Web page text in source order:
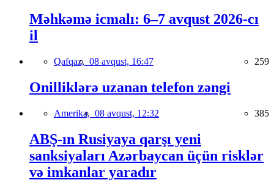
Məhkəmə icmalı: 6–7 avqust 2026-cı
il
Qafqaz, 08 avqust, 16:47 259
Onilliklərə uzanan telefon zəngi
Amerika, 08 avqust, 12:32 385
ABŞ-ın Rusiyaya qarşı yeni
sanksiyaları Azərbaycan üçün risklər
və imkanlar yaradır